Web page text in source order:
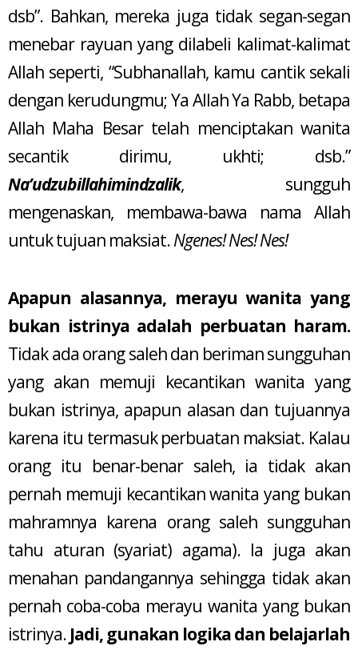
dsb”. Bahkan, mereka juga tidak segan-segan
menebar rayuan yang dilabeli kalimat-kalimat
Allah seperti, “Subhanallah, kamu cantik sekali
dengan kerudungmu; Ya Allah Ya Rabb, betapa
Allah Maha Besar telah menciptakan wanita
secantik dirimu, ukhti; dsb.”
Na’udzubillahimindzalik, sungguh
mengenaskan, membawa-bawa nama Allah
untuk tujuan maksiat.Ngenes! Nes! Nes!
Apapun alasannya, merayu wanita yang
bukan istrinya adalah perbuatan haram.
Tidak ada orang saleh dan beriman sungguhan
yang akan memuji kecantikan wanita yang
bukan istrinya, apapun alasan dan tujuannya
karena itu termasuk perbuatan maksiat. Kalau
orang itu benar-benar saleh, ia tidak akan
pernah memuji kecantikan wanita yang bukan
mahramnya karena orang saleh sungguhan
tahu aturan (syariat) agama). Ia juga akan
menahan pandangannya sehingga tidak akan
pernah coba-coba merayu wanita yang bukan
istrinya. Jadi, gunakan logika dan belajarlah